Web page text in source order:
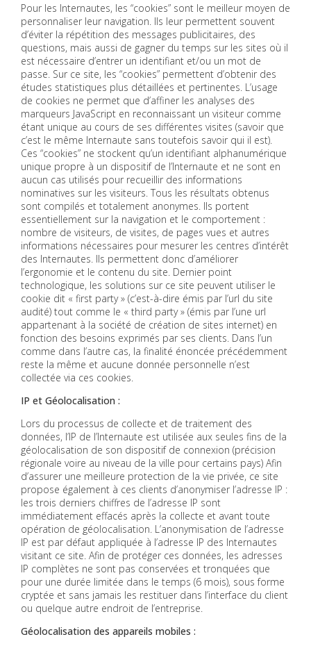
Pour les Internautes, les “cookies” sont le meilleur moyen de
personnaliser leur navigation. Ils leur permettent souvent
d’éviter la répétition des messages publicitaires, des
questions, mais aussi de gagner du temps sur les sites où il
est nécessaire d’entrer un identifiant et/ou un mot de
passe. Sur ce site, les “cookies” permettent d’obtenir des
études statistiques plus détaillées et pertinentes. L’usage
de cookies ne permet que d’affiner les analyses des
marqueurs JavaScript en reconnaissant un visiteur comme
étant unique au cours de ses différentes visites (savoir que
c’est le même Internaute sans toutefois savoir qui il est).
Ces “cookies” ne stockent qu’un identifiant alphanumérique
unique propre à un dispositif de l’Internaute et ne sont en
aucun cas utilisés pour recueillir des informations
nominatives sur les visiteurs. Tous les résultats obtenus
sont compilés et totalement anonymes. Ils portent
essentiellement sur la navigation et le comportement :
nombre de visiteurs, de visites, de pages vues et autres
informations nécessaires pour mesurer les centres d’intérêt
des Internautes. Ils permettent donc d’améliorer
l’ergonomie et le contenu du site. Dernier point
technologique, les solutions sur ce site peuvent utiliser le
cookie dit « first party » (c’est-à-dire émis par l’url du site
audité) tout comme le « third party » (émis par l’une url
appartenant à la société de création de sites internet) en
fonction des besoins exprimés par ses clients. Dans l’un
comme dans l’autre cas, la finalité énoncée précédemment
reste la même et aucune donnée personnelle n’est
collectée via ces cookies.
IP et Géolocalisation :
Lors du processus de collecte et de traitement des
données, l’IP de l’Internaute est utilisée aux seules fins de la
géolocalisation de son dispositif de connexion (précision
régionale voire au niveau de la ville pour certains pays) Afin
d’assurer une meilleure protection de la vie privée, ce site
propose également à ces clients d’anonymiser l’adresse IP :
les trois derniers chiffres de l’adresse IP sont
immédiatement effacés après la collecte et avant toute
opération de géolocalisation. L’anonymisation de l’adresse
IP est par défaut appliquée à l’adresse IP des Internautes
visitant ce site. Afin de protéger ces données, les adresses
IP complètes ne sont pas conservées et tronquées que
pour une durée limitée dans le temps (6 mois), sous forme
cryptée et sans jamais les restituer dans l’interface du client
ou quelque autre endroit de l’entreprise.
Géolocalisation des appareils mobiles :